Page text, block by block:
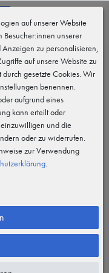
auf unserer Website
unserer
Anzeigen zu personalisieren,
auf unsere Website zu
gesetzte Cookies. Wir
benennen.
aufgrund eines
kann erteilt oder
und die
oder zu widerrufen.
zur Verwendung
.